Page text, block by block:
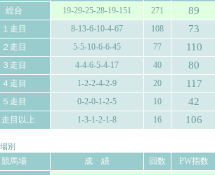
総合
19-29-25-28-19-151 271 89
１走目 8-13-6-10-4-67 108 73
２走目 5-5-10-6-6-45 77 110
３走目 4-4-6-5-4-17 40 80
４走目 1-2-2-4-2-9 20 117
５走目 0-2-0-1-2-5 10 42
走目以上 1-3-1-2-1-8 16 106
別
競馬場 成 績 回数
PW指数